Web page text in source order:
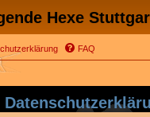
Hexe
FAQ